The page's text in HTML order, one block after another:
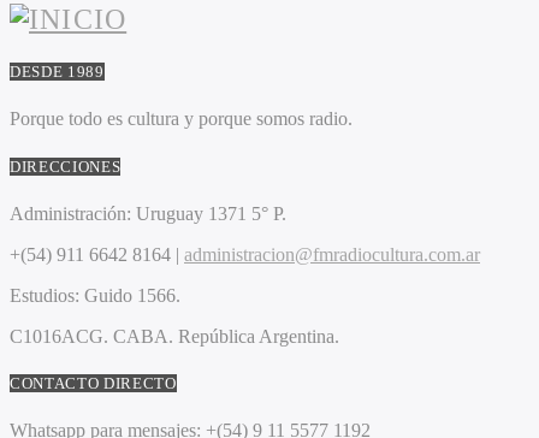
DESDE 1989
Porque todo es cultura y porque somos radio.
DIRECCIONES
Administración: Uruguay 1371 5° P.
+(54) 911 6642 8164 | administracion@fmradiocultura.com.ar
Estudios: Guido 1566.
C1016ACG. CABA. República Argentina.
CONTACTO DIRECTO
Whatsapp para mensajes: +(54) 9 11 5577 1192